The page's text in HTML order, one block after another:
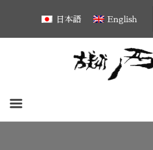
content
日本語 English